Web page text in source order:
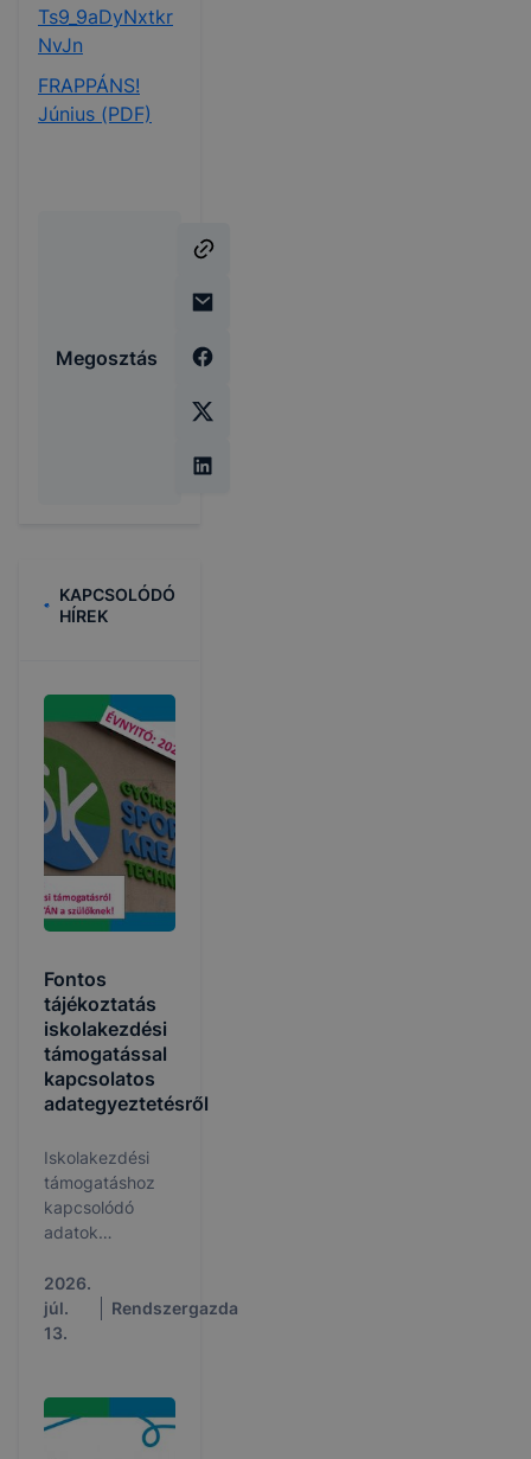
Ts9_9aDyNxtkr
NvJn
FRAPPÁNS!
Június (PDF)
Megosztás
KAPCSOLÓDÓ
HÍREK
Fontos
tájékoztatás
iskolakezdési
támogatással
kapcsolatos
adategyeztetésről
Iskolakezdési
támogatáshoz
kapcsolódó
adatok
igazolása a
KRÉTA
rendszerben.
2026.
júl.
13.
Rendszergazda